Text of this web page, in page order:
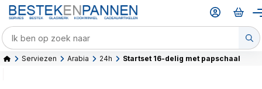
Serviezen Arabia 24h Startset 16-delig met papschaal